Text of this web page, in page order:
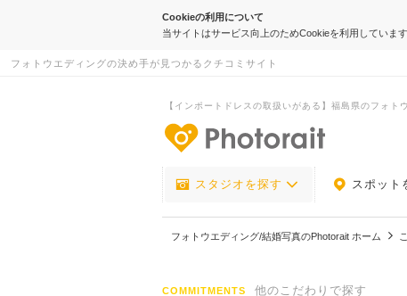
Cookieの利用について
当サイトはサービス向上のためCookieを利用していま
フォトウエディングの決め手が見つかるクチコミサイト
【インポートドレスの取扱いがある】福島県のフォト
スタジオを探す スポット
フォトウエディング/結婚写真のPhotorait ホーム
COMMITMENTS 他のこだわりで探す